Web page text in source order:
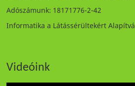
Adószámunk: 18171776-2-42
Informatika a Látássérültekért
Videóink